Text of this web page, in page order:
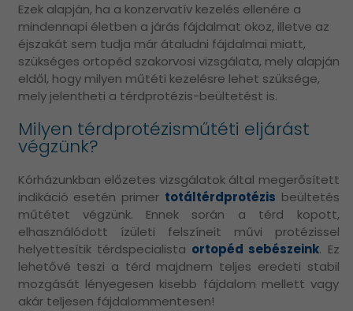
Ezek alapján, ha a konzervatív kezelés ellenére a
mindennapi életben a járás fájdalmat okoz, illetve az
éjszakát sem tudja már átaludni fájdalmai miatt,
szükséges ortopéd szakorvosi vizsgálata, mely alapján
eldől, hogy milyen műtéti kezelésre lehet szüksége,
mely jelentheti a térdprotézis-beültetést is.
Milyen térdprotézisműtéti eljárást
végzünk?
Kórházunkban előzetes vizsgálatok által megerősített
indikáció esetén primer totáltérdprotézis beültetés
műtétet végzünk. Ennek során a térd kopott,
elhasználódott ízületi felszíneit művi protézissel
helyettesítik térdspecialista ortopéd sebészeink. Ez
lehetővé teszi a térd majdnem teljes eredeti stabil
mozgását lényegesen kisebb fájdalom mellett vagy
akár teljesen fájdalommentesen!